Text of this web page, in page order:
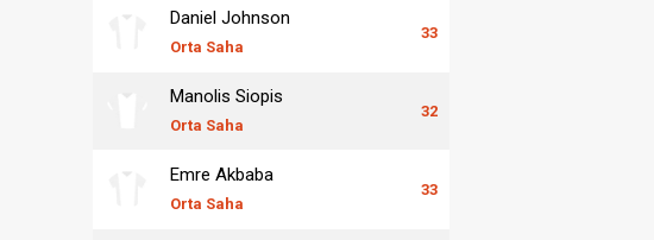
Daniel Johnson
Orta Saha
33
Manolis Siopis
Orta Saha
32
Emre Akbaba
Orta Saha
33